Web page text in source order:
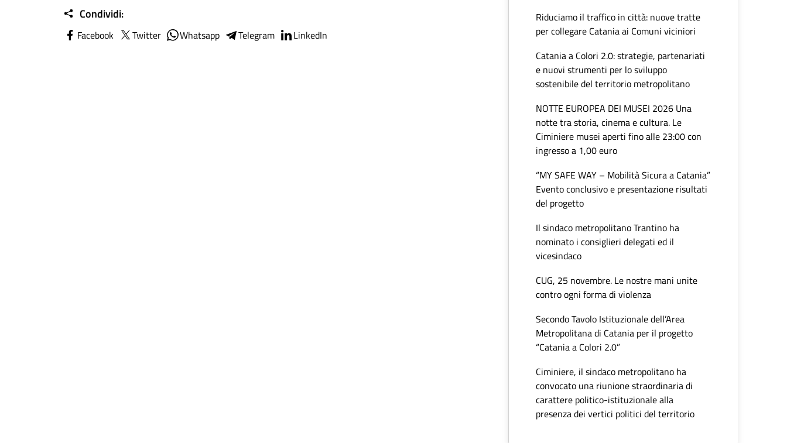
Condividi:
Facebook Twitter Whatsapp Telegram LinkedIn
Riduciamo il traffico in città: nuove tratte
per collegare Catania ai Comuni viciniori
Catania a Colori 2.0: strategie, partenariati
e nuovi strumenti per lo sviluppo
sostenibile del territorio metropolitano
NOTTE EUROPEA DEI MUSEI 2026 Una
notte tra storia, cinema e cultura. Le
Ciminiere musei aperti fino alle 23:00 con
ingresso a 1,00 euro
“MY SAFE WAY – Mobilità Sicura a Catania”
Evento conclusivo e presentazione risultati
del progetto
Il sindaco metropolitano Trantino ha
nominato i consiglieri delegati ed il
vicesindaco
CUG, 25 novembre. Le nostre mani unite
contro ogni forma di violenza
Secondo Tavolo Istituzionale dell’Area
Metropolitana di Catania per il progetto
“Catania a Colori 2.0”
Ciminiere, il sindaco metropolitano ha
convocato una riunione straordinaria di
carattere politico-istituzionale alla
presenza dei vertici politici del territorio